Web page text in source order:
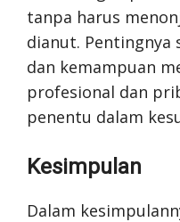
tanpa harus
dianut.
dan kemampuan
profesional dan
penentu dalam
Kesimpulan
Dalam